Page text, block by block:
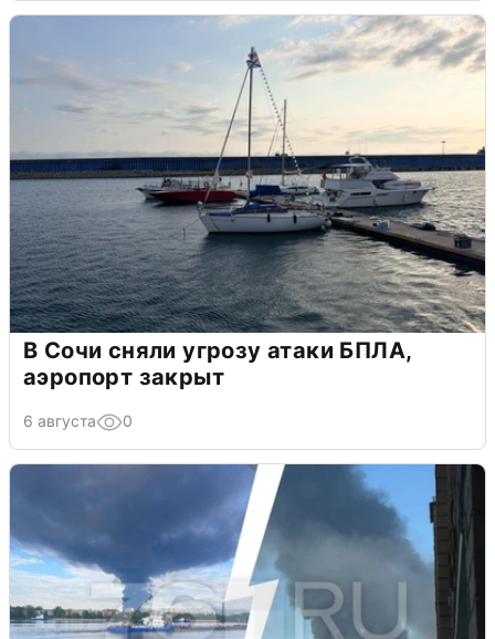
В Сочи сняли угрозу атаки БПЛА,
аэропорт закрыт
6 августа 0